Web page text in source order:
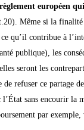
européen
Même si la finalité
qu’il contribue à
publique), les
seront les
refuser ce partage
l’État sans encourir la
par exemple,